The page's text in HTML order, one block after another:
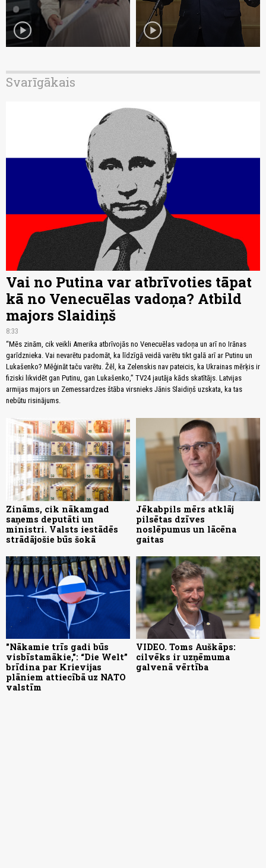
play_circle play_circle
Svarīgākais
Vai no Putina var atbrīvoties tāpat
kā no Venecuēlas vadoņa? Atbild
majors Slaidiņš
8:33
“Mēs zinām, cik veikli Amerika atbrīvojās no Venecuēlas vadoņa un arī no Irānas
garīdznieka. Vai nevarētu padomāt, ka līdzīgā veidā varētu tikt galā arī ar Putinu un
Lukašenko? Mēģināt taču varētu. Žēl, ka Zelenskis nav pateicis, ka Ukrainas mērķis ir
fiziski likvidēt gan Putinu, gan Lukašenko,” TV24 jautāja kāds skatītājs. Latvijas
armijas majors un Zemessardzes štāba virsnieks Jānis Slaidiņš uzskata, ka tas
nebūtu risinājums.
Zināms, cik nākamgad
saņems deputāti un
ministri. Valsts iestādēs
strādājošie būs šokā
Jēkabpils mērs atklāj
pilsētas dzīves
noslēpumus un lācēna
gaitas
"Nākamie trīs gadi būs
visbīstamākie,": “Die Welt”
brīdina par Krievijas
plāniem attiecībā uz NATO
valstīm
VIDEO. Toms Auškāps:
cilvēks ir uzņēmuma
galvenā vērtība